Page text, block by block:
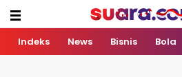
Indeks News Bisnis Bola